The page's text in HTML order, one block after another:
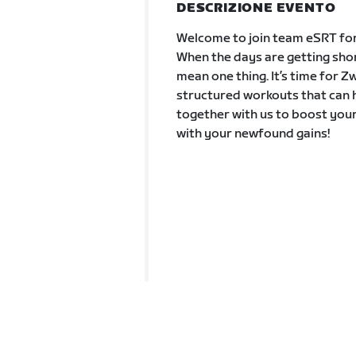
DESCRIZIONE EVENTO
Welcome to join team eSRT
When the days are getting
mean one thing. It’s time for
structured workouts that can
together with us to boost
with your newfound gains!